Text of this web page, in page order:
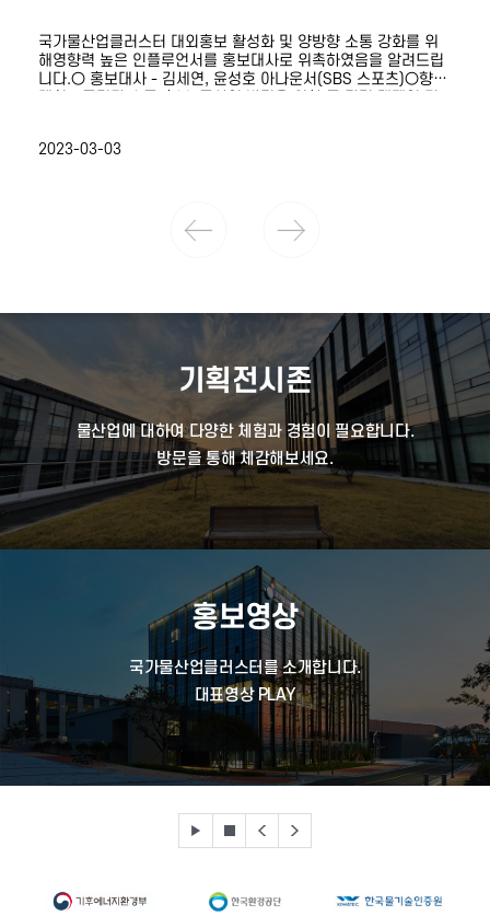
국가물산업클러스터 대외홍보 활성화 및 양방향 소통 강화를 위
해영향력 높은 인플루언서를 홍보대사로 위촉하였음을 알려드립
니다.○ 홍보대사 - 김세연, 윤성호 아나운서(SBS 스포츠)○향후
2023-03-03
기획전시존
물산업에 대하여 다양한 체험과 경험이 필요합니다.
방문을 통해 체감해보세요.
홍보영상
국가물산업클러스터를 소개합니다.
대표영상 PLAY